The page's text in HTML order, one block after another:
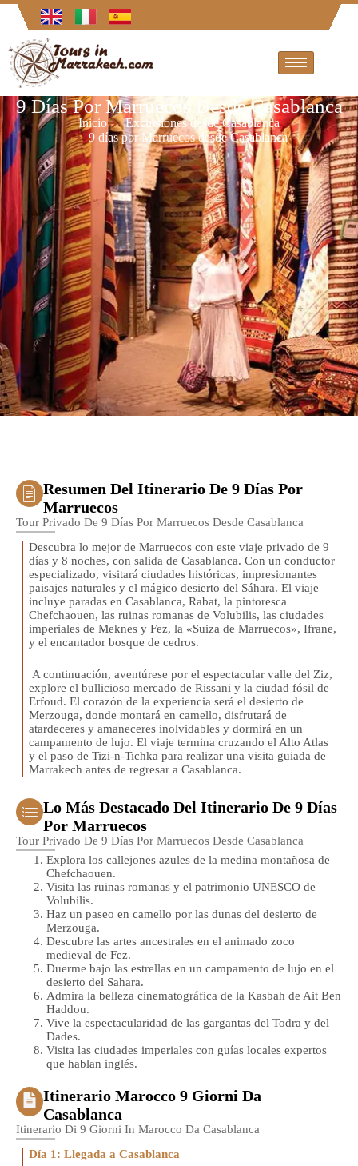
9 Días Por Marruecos Desde Casablanca
Inicio
Excursiones desde Casablanca
9 días por Marruecos desde Casablanca
Resumen Del Itinerario De 9 Días Por
Marruecos
Tour Privado De 9 Días Por Marruecos Desde Casablanca
Descubra lo mejor de Marruecos con este viaje privado de 9
días y 8 noches, con salida de Casablanca. Con un conductor
especializado, visitará ciudades históricas, impresionantes
paisajes naturales y el mágico desierto del Sáhara. El viaje
incluye paradas en Casablanca, Rabat, la pintoresca
Chefchaouen, las ruinas romanas de Volubilis, las ciudades
imperiales de Meknes y Fez, la «Suiza de Marruecos», Ifrane,
y el encantador bosque de cedros.
A continuación, aventúrese por el espectacular valle del Ziz,
explore el bullicioso mercado de Rissani y la ciudad fósil de
Erfoud. El corazón de la experiencia será el desierto de
Merzouga, donde montará en camello, disfrutará de
atardeceres y amaneceres inolvidables y dormirá en un
campamento de lujo. El viaje termina cruzando el Alto Atlas
y el paso de Tizi-n-Tichka para realizar una visita guiada de
Marrakech antes de regresar a Casablanca.
Lo Más Destacado Del Itinerario De 9 Días
Por Marruecos
Tour Privado De 9 Días Por Marruecos Desde Casablanca
Explora los callejones azules de la medina montañosa de
Chefchaouen.
Visita las ruinas romanas y el patrimonio UNESCO de
Volubilis.
Haz un paseo en camello por las dunas del desierto de
Merzouga.
Descubre las artes ancestrales en el animado zoco
medieval de Fez.
Duerme bajo las estrellas en un campamento de lujo en el
desierto del Sahara.
Admira la belleza cinematográfica de la Kasbah de Ait Ben
Haddou.
Vive la espectacularidad de las gargantas del Todra y del
Dades.
Visita las ciudades imperiales con guías locales expertos
que hablan inglés.
Itinerario Marocco 9 Giorni Da
Casablanca
Itinerario Di 9 Giorni In Marocco Da Casablanca
Día 1: Llegada a Casablanca